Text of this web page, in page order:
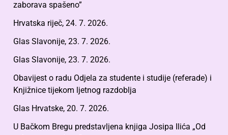
zaborava spašeno”
Hrvatska riječ, 24. 7. 2026.
Glas Slavonije, 23. 7. 2026.
Glas Slavonije, 23. 7. 2026.
Obavijest o radu Odjela za studente i studije (referade) i
Knjižnice tijekom ljetnog razdoblja
Glas Hrvatske, 20. 7. 2026.
U Bačkom Bregu predstavljena knjiga Josipa Ilića „Od